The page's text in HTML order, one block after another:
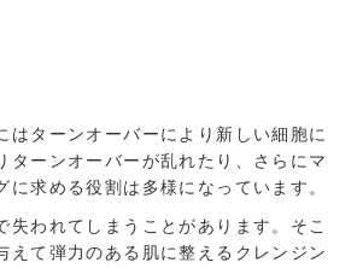
ターンオーバーにより新しい細胞に
ーンオーバーが乱れたり、さらにマ
求める役割は多様になっています。
われてしまうことがあります。そこ
て弾力のある肌に整えるクレンジン